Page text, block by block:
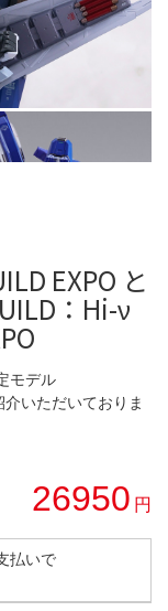
EXPO と
：Hi-ν
モデル
いただいておりま
26950 円
払いで